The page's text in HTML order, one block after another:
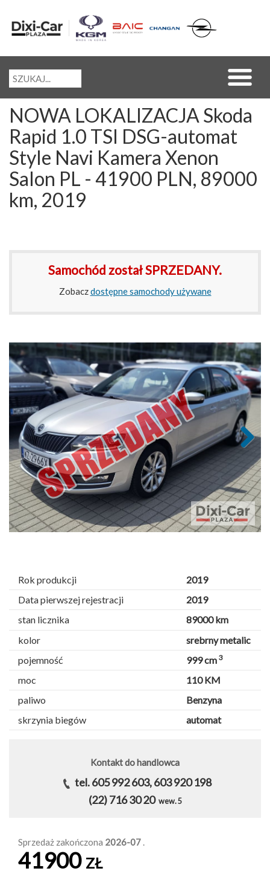
NOWA LOKALIZACJA Skoda
Rapid 1.0 TSI DSG-automat
Style Navi Kamera Xenon
Salon PL - 41900 PLN, 89000
km, 2019
Samochód został SPRZEDANY.
Zobaczdostępne samochody używane
Rok produkcji
2019
Data pierwszej rejestracji
2019
stan licznika
89000 km
kolor
srebrny metalic
pojemność
999 cm 3
moc
110 KM
paliwo
Benzyna
skrzynia biegów
automat
Kontakt do handlowca
tel. 605 992 603, 603 920 198
(22) 716 30 20 wew. 5
Sprzedaż zakończona 2026-07 .
41900 ZŁ